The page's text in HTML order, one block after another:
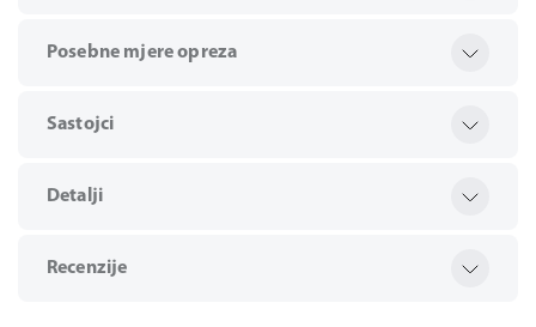
Posebne mjere opreza
Sastojci
Detalji
Recenzije